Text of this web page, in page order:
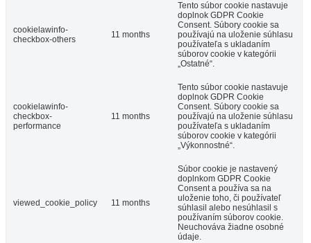
cookielawinfo-
checkbox-others
11 months
Tento súbor cookie nastavuje
doplnok GDPR Cookie
Consent. Súbory cookie sa
používajú na uloženie súhlasu
používateľa s ukladaním
súborov cookie v kategórii
„Ostatné“.
cookielawinfo-
checkbox-
performance
11 months
Tento súbor cookie nastavuje
doplnok GDPR Cookie
Consent. Súbory cookie sa
používajú na uloženie súhlasu
používateľa s ukladaním
súborov cookie v kategórii
„Výkonnostné“.
viewed_cookie_policy 11 months
Súbor cookie je nastavený
doplnkom GDPR Cookie
Consent a používa sa na
uloženie toho, či používateľ
súhlasil alebo nesúhlasil s
používaním súborov cookie.
Neuchováva žiadne osobné
údaje.